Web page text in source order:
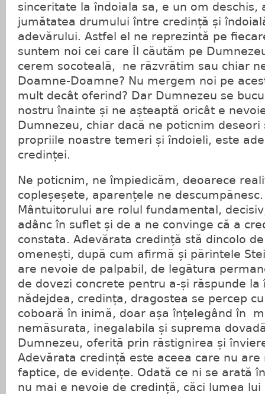
sinceritate la îndoiala sa, e un om deschis,
jumătatea drumului între credință și
adevărului. Astfel el ne reprezintă pe
suntem noi cei care Îl căutăm pe
cerem socoteală, ne răzvrătim sau chiar
Doamne-Doamne? Nu mergem noi pe
mult decât oferind? Dar Dumnezeu se
nostru înainte și ne așteaptă oricât e
Dumnezeu, chiar dacă ne poticnim deseori
propriile noastre temeri și îndoieli, este
credinței.
Ne poticnim, ne împiedicăm, deoarece
copleșeșete, aparențele ne
Mântuitorului are rolul fundamental,
adânc în suflet și de a ne convinge că a
constata. Adevărata credință stă dincolo
omenești, după cum afirmă și părintele
are nevoie de palpabil, de legătura
de dovezi concrete pentru a-și răspunde
nădejdea, credința, dragostea se percep
coboară în inimă, doar așa înțelegând în
nemăsurata, inegalabila și suprema
Dumnezeu, oferită prin răstignirea și
Adevărata credință este aceea care nu are
faptice, de evidențe. Odată ce ni se arată
nu mai e nevoie de credință, căci lumea